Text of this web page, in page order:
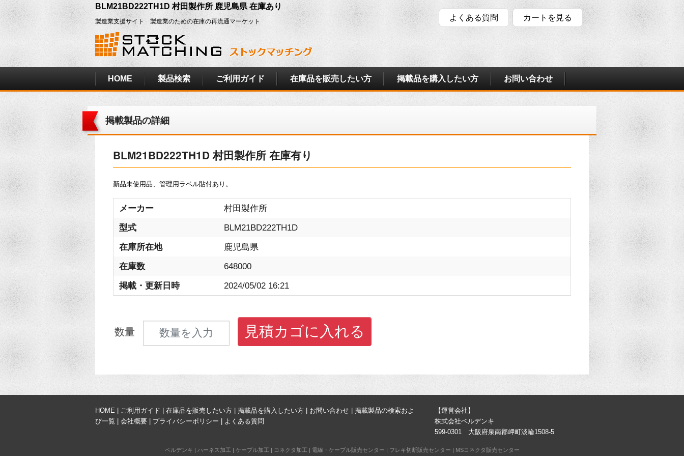
BLM21BD222TH1D 村田製作所 鹿児島県 在庫あり
製造業支援サイト 製造業のための在庫の再流通マーケット よくある質問 カートを見る
HOME 製品検索 ご利用ガイド 在庫品を販売したい方 掲載品を購入したい方 お問い合わせ
掲載製品の詳細
BLM21BD222TH1D 村田製作所 在庫有り
新品未使用品、管理用ラベル貼付あり。
メーカー
村田製作所
型式
BLM21BD222TH1D
在庫所在地
鹿児島県
在庫数
648000
掲載・更新日時
2024/05/02 16:21
数量
見積数量 見積カゴに入れる
HOME ご利用ガイド 在庫品を販売したい方 掲載品を購入したい方 お問い合わせ
掲載製品の検索およ
び一覧
会社概要 プライバシーポリシー よくある質問
【運営会社】
株式会社ベルデンキ
599-0301 大阪府泉南郡岬町淡輪1508-5
ベルデンキ | ハーネス加工 | ケーブル加工 | コネクタ加工 | 電線・ケーブル販売センター | フレキ切断販売センター | MSコネクタ販売センター